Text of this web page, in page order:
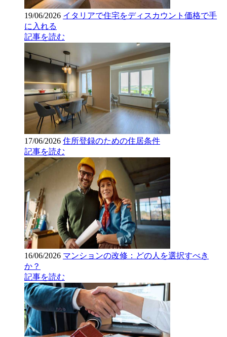
19/06/2026 イタリアで住宅をディスカウント価格で手
に入れる
記事を読む
17/06/2026 住所登録のための住居条件
記事を読む
16/06/2026 マンションの改修：どの人を選択すべき
か？
記事を読む